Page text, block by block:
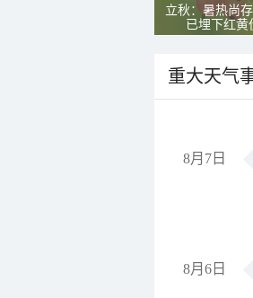
立秋：暑热尚
已埋下红黄
重大天气
8月7日
8月6日